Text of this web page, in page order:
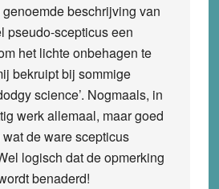
beschrijving van
pseudo-scepticus een
het lichte onbehagen te
bekruipt bij sommige
science’. Nogmaals, in
werk allemaal, maar goed
de ware scepticus
logisch dat de opmerking
benaderd!